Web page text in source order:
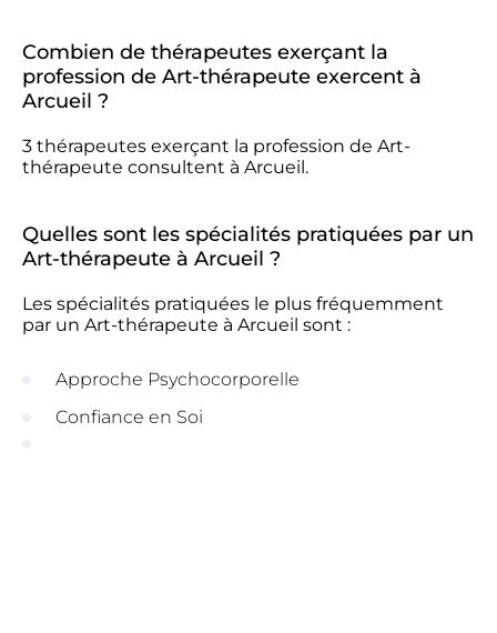
Combien de thérapeutes exerçant la
profession de Art-thérapeute exercent à
Arcueil ?
3 thérapeutes exerçant la profession de Art-
thérapeute consultent à Arcueil.
Quelles sont les spécialités pratiquées par un
Art-thérapeute à Arcueil ?
Les spécialités pratiquées le plus fréquemment
par un Art-thérapeute à Arcueil sont :
Approche Psychocorporelle
Confiance en Soi